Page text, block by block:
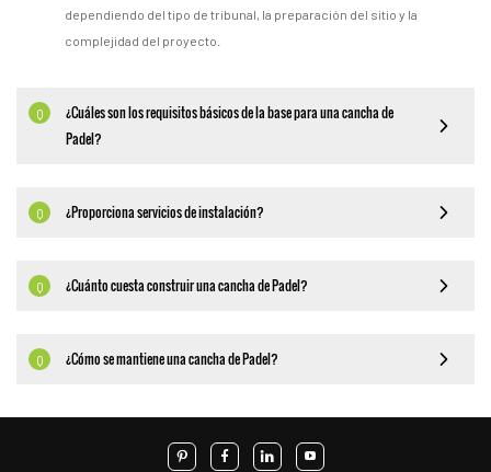
dependiendo del tipo de tribunal, la preparación del sitio y la
complejidad del proyecto.
Q
¿Cuáles son los requisitos básicos de la base para una cancha de
Padel?
Q ¿Proporciona servicios de instalación?
Q ¿Cuánto cuesta construir una cancha de Padel?
Q ¿Cómo se mantiene una cancha de Padel?